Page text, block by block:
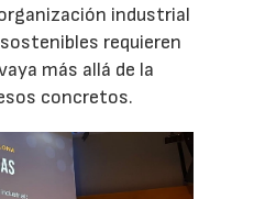
industrial
requieren
más allá de la
concretos.